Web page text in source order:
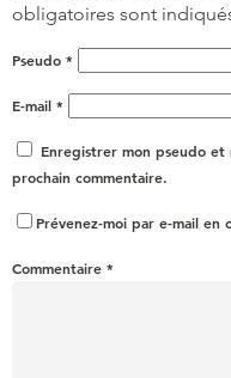
obligatoires sont
Pseudo *
E-mail *
Enregistrer mon pseudo et
prochain commentaire.
Prévenez-moi par e-mail en
Commentaire *